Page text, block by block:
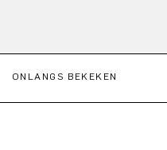
ONLANGS BEKEKEN